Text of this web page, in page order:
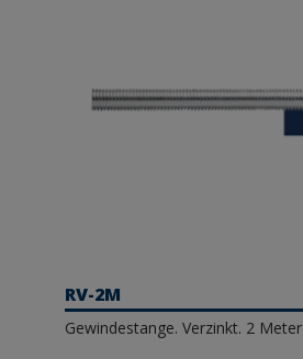
RV-2M
Gewindestange. Verzinkt. 2 Meter